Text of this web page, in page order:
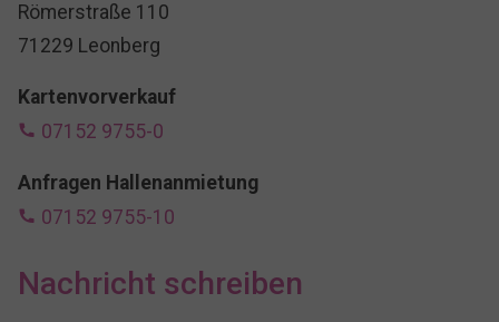
Römerstraße 110
71229 Leonberg
Kartenvorverkauf
07152 9755-0
Anfragen Hallenanmietung
07152 9755-10
Nachricht schreiben